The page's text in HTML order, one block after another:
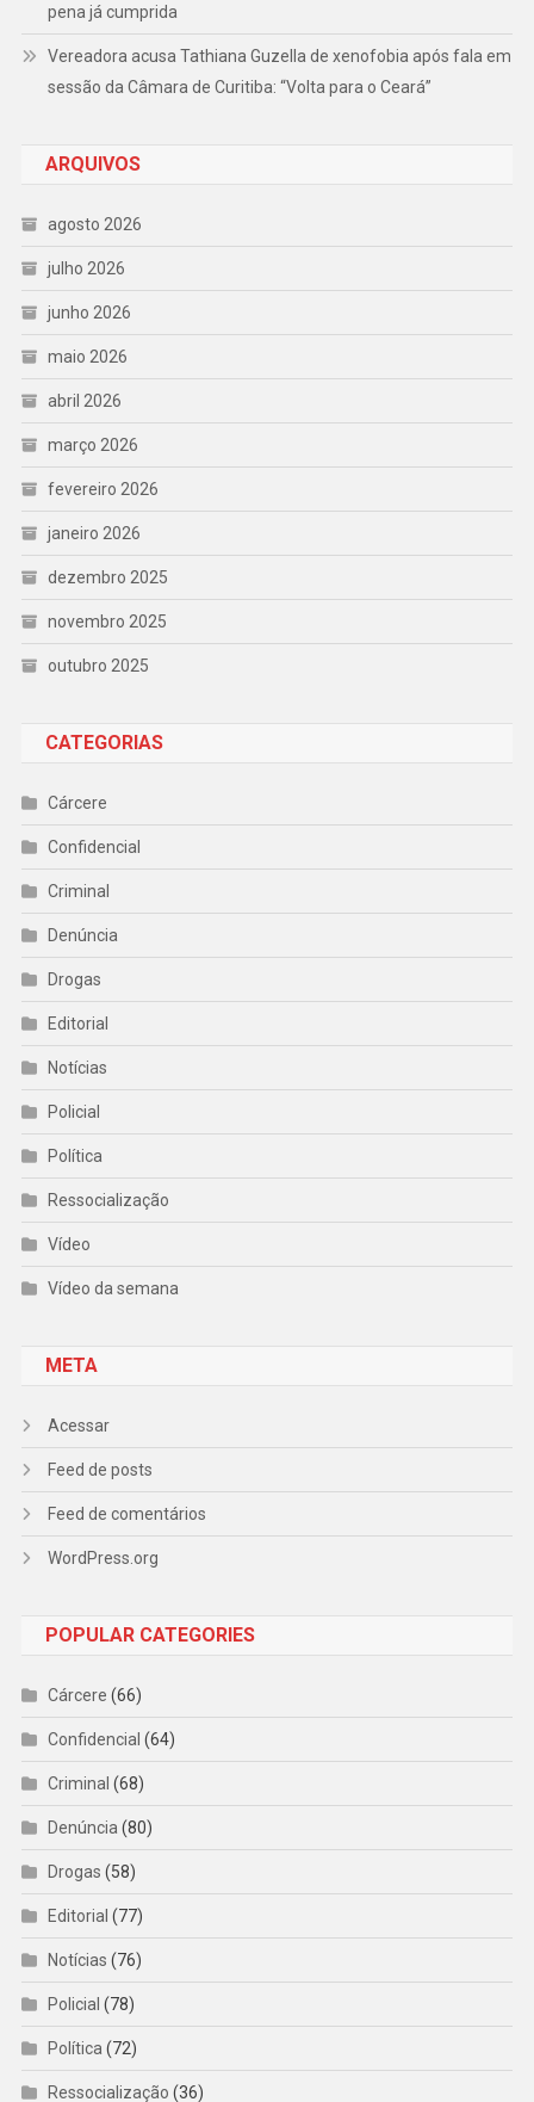
pena já cumprida
Vereadora acusa Tathiana Guzella de xenofobia após fala em
sessão da Câmara de Curitiba: “Volta para o Ceará”
ARQUIVOS
agosto 2026
julho 2026
junho 2026
maio 2026
abril 2026
março 2026
fevereiro 2026
janeiro 2026
dezembro 2025
novembro 2025
outubro 2025
CATEGORIAS
Cárcere
Confidencial
Criminal
Denúncia
Drogas
Editorial
Notícias
Policial
Política
Ressocialização
Vídeo
Vídeo da semana
META
Acessar
Feed de posts
Feed de comentários
WordPress.org
POPULAR CATEGORIES
Cárcere (66)
Confidencial (64)
Criminal (68)
Denúncia (80)
Drogas (58)
Editorial (77)
Notícias (76)
Policial (78)
Política (72)
Ressocialização (36)